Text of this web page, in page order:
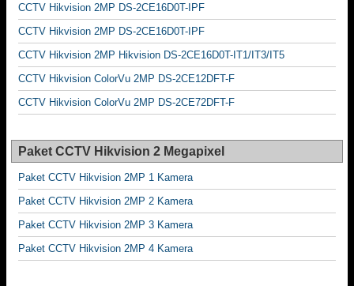
CCTV Hikvision 2MP DS-2CE16D0T-IPF
CCTV Hikvision 2MP DS-2CE16D0T-IPF
CCTV Hikvision 2MP Hikvision DS-2CE16D0T-IT1/IT3/IT5
CCTV Hikvision ColorVu 2MP DS-2CE12DFT-F
CCTV Hikvision ColorVu 2MP DS-2CE72DFT-F
Paket CCTV Hikvision 2 Megapixel
Paket CCTV Hikvision 2MP 1 Kamera
Paket CCTV Hikvision 2MP 2 Kamera
Paket CCTV Hikvision 2MP 3 Kamera
Paket CCTV Hikvision 2MP 4 Kamera